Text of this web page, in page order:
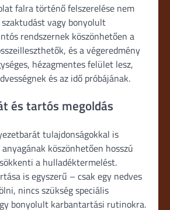
falra történő felszerelése nem
vagy bonyolult
rendszernek köszönhetően a
és a végeredmény
hézagmentes felület lesz,
és az idő próbájának.
és tartós megoldás
tulajdonságokkal is
köszönhetően hosszú
a hulladéktermelést.
is egyszerű – csak egy nedves
nincs szükség speciális
bonyolult karbantartási rutinokra.